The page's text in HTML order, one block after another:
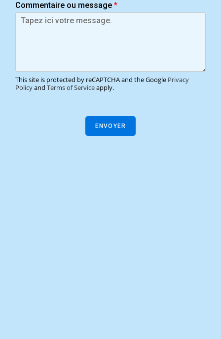
Commentaire ou message *
This site is protected by reCAPTCHA and the Google Privacy
Policyand Terms of Serviceapply.
ENVOYER